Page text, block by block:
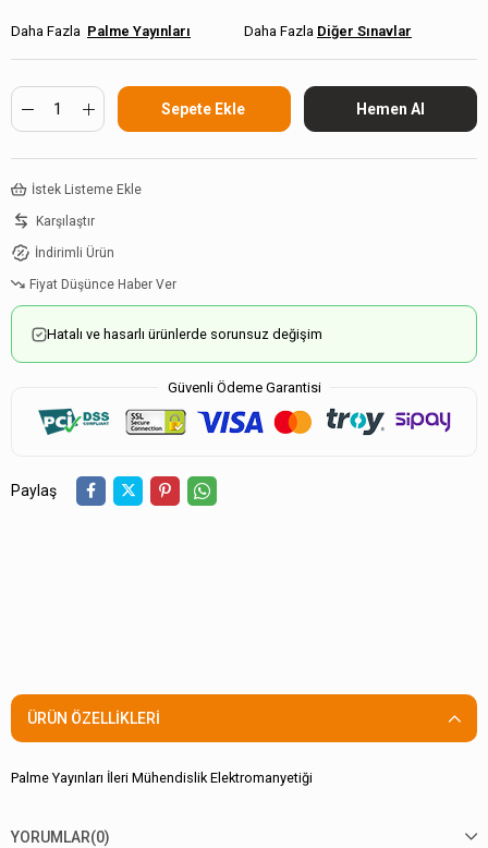
Palme Yayınları Diğer Sınavlar
İstek Listeme Ekle
Karşılaştır
İndirimli Ürün
Fiyat Düşünce Haber Ver
Hatalı ve hasarlı ürünlerde sorunsuz değişim
Güvenli Ödeme Garantisi
Paylaş
ÜRÜN ÖZELLIKLERI
Palme Yayınları İleri Mühendislik Elektromanyetiği
YORUMLAR(0)